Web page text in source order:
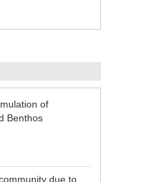
of
Benthos
due to